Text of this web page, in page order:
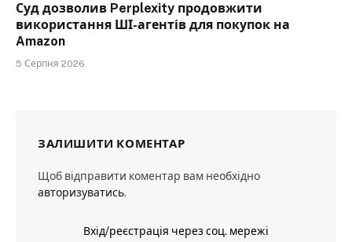
Суд дозволив Perplexity продовжити
використання ШІ-агентів для покупок на
Amazon
5 Серпня 2026
ЗАЛИШИТИ КОМЕНТАР
Щоб відправити коментар вам необхідно
авторизуватись.
Вхід/реєстрація через соц. мережі